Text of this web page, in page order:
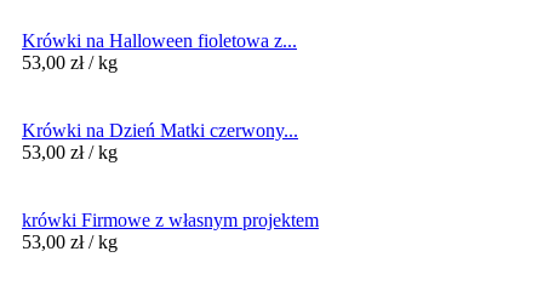
Krówki na Halloween fioletowa z...
53,00 zł / kg
Krówki na Dzień Matki czerwony...
53,00 zł / kg
krówki Firmowe z własnym projektem
53,00 zł / kg